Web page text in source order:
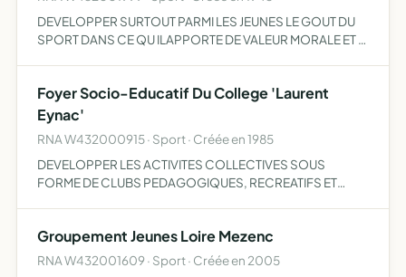
DEVELOPPER SURTOUT PARMI LES JEUNES LE GOUT DU
SPORT DANS CE QU ILAPPORTE DE VALEUR MORALE ET D
Foyer Socio-Educatif Du College 'Laurent
Eynac'
RNA W432000915 · Sport · Créée en 1985
DEVELOPPER LES ACTIVITES COLLECTIVES SOUS
FORME DE CLUBS PEDAGOGIQUES, RECREATIFS ET
Groupement Jeunes Loire Mezenc
RNA W432001609 · Sport · Créée en 2005